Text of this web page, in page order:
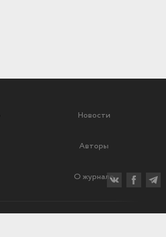
Новости
Авторы
О журнале